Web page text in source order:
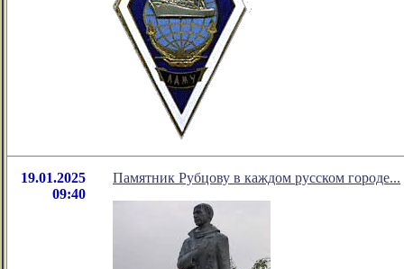
19.01.2025
09:40
Памятник Рубцову в каждом русском городе...